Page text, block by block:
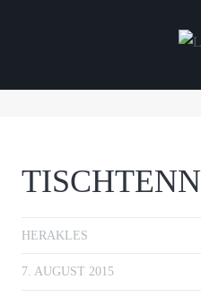
HERAKLES
7. AUGUST 2015